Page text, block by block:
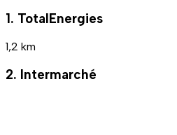
1. TotalEnergies
1,2 km
2. Intermarché